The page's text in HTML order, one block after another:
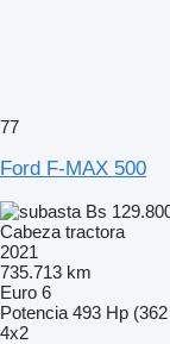
77
Ford F-MAX 500
Bs
Cabeza tractora
2021
735.713 km
Euro 6
Potencia 493 Hp
4x2